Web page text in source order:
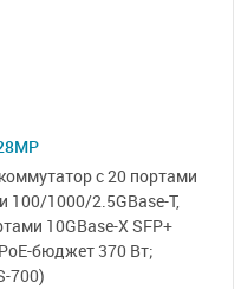
с 20 портами
100/1000/2.5GBase-T,
10GBase-X SFP+
PoE-бюджет 370 Вт;
700)